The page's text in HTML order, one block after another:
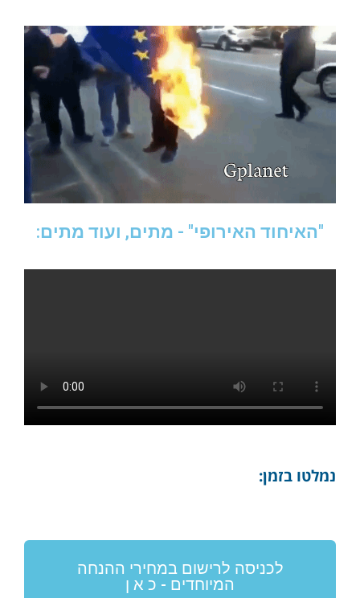
"האיחוד האירופי" - מתים, ועוד מתים:
נמלטו בזמן:
לכניסה לרישום במחירי ההנחה
המיוחדים - כ א ן